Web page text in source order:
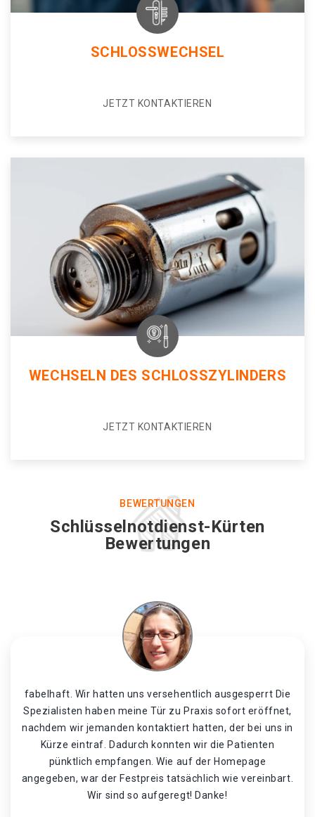
SCHLOSSWECHSEL
JETZT KONTAKTIEREN
WECHSELN DES SCHLOSSZYLINDERS
JETZT KONTAKTIEREN
BEWERTUNGEN
Schlüsselnotdienst-Kürten
Bewertungen
fabelhaft. Wir hatten uns versehentlich ausgesperrt Die
Spezialisten haben meine Tür zu Praxis sofort eröffnet,
nachdem wir jemanden kontaktiert hatten, der bei uns in
Kürze eintraf. Dadurch konnten wir die Patienten
pünktlich empfangen. Wie auf der Homepage
angegeben, war der Festpreis tatsächlich wie vereinbart.
Wir sind so aufgeregt! Danke!